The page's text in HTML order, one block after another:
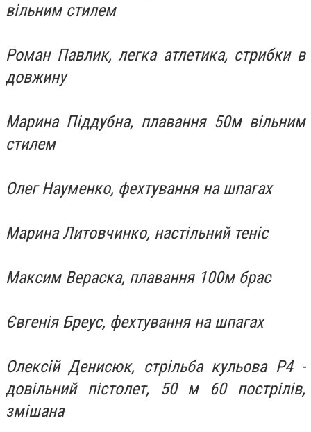
вільним стилем
Роман Павлик, легка атлетика, стрибки в
довжину
Марина Піддубна, плавання 50м вільним
стилем
Олег Науменко, фехтування на шпагах
Марина Литовчинко, настільний теніс
Максим Вераска, плавання 100м брас
Євгенія Бреус, фехтування на шпагах
Олексій Денисюк, стрільба кульова Р4 -
довільний пістолет, 50 м 60 пострілів,
змішана